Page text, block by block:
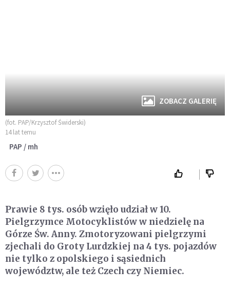
ZOBACZ GALERIĘ
(fot. PAP/Krzysztof Świderski)
14 lat temu
PAP / mh
Prawie 8 tys. osób wzięło udział w 10.
Pielgrzymce Motocyklistów w niedzielę na
Górze Św. Anny. Zmotoryzowani pielgrzymi
zjechali do Groty Lurdzkiej na 4 tys. pojazdów
nie tylko z opolskiego i sąsiednich
województw, ale też Czech czy Niemiec.